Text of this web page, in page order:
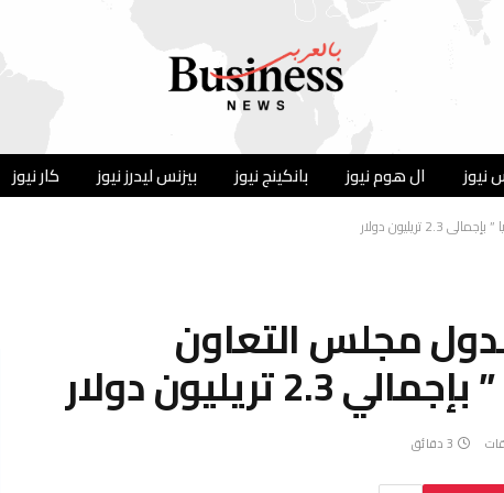
نيوز ال هوم نيوز بانكينج نيوز بيزنس ليدرز نيوز كار نيوز
دولار
لدول مجلس التعاون
دولار
3 دقائق